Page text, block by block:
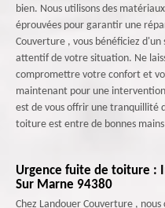
bien. Nous utilisons des
éprouvées pour garantir une
Couverture , vous bénéficiez
attentif de votre situation. Ne
compromettre votre confort et
maintenant pour une
est de vous offrir une tranquillité
toiture est entre de bonnes
Urgence fuite de toiture :
Sur Marne 94380
Chez Landouer Couverture ,